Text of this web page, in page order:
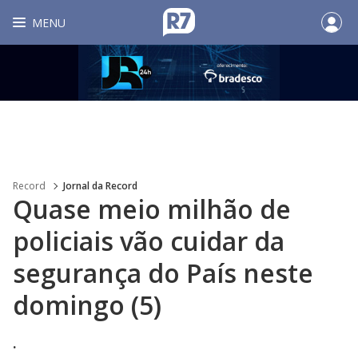
MENU
Record Jornal da Record
Quase meio milhão de
policiais vão cuidar da
segurança do País neste
domingo (5)
.